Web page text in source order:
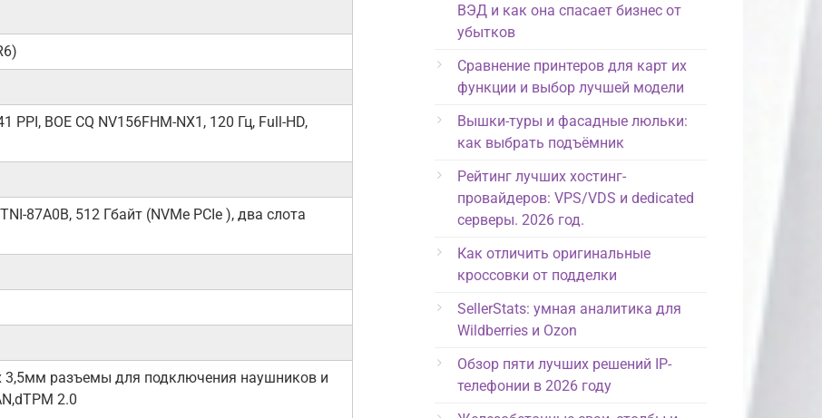
BOE CQ NV156FHM-NX1, 120 Гц, Full-HD,
87A0B, 512 Гбайт (NVMe PCIe ), два слота
3,5мм разъемы для подключения наушников и
2.0
ВЭД и как она спасает бизнес от
убытков
Сравнение принтеров для карт их
функции и выбор лучшей модели
Вышки-туры и фасадные люльки:
как выбрать подъёмник
Рейтинг лучших хостинг-
провайдеров: VPS/VDS и dedicated
серверы. 2026 год.
Как отличить оригинальные
кроссовки от подделки
SellerStats: умная аналитика для
Wildberries и Ozon
Обзор пяти лучших решений IP-
телефонии в 2026 году